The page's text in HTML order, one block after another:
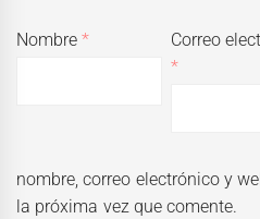
Nombre*
Correo
*
nombre, correo electrónico y
la próxima vez que comente.